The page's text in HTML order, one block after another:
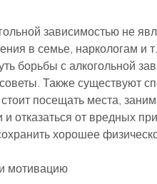
зависимостью не
в семье, наркологам и
борьбы с алкогольной
Также существуют
посещать места,
отказаться от вредных
хорошее
мотивацию